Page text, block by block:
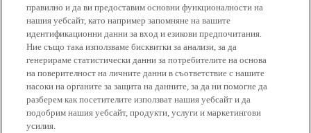
правилно и да ви предоставим основни функционалности на
нашия уебсайт, като например запомняне на вашите
идентификационни данни за вход и езикови предпочитания.
Ние също така използваме бисквитки за анализи, за да
генерираме статистически данни за потребителите на основа
на поверителност на личните данни в съответствие с нашите
насоки на органите за защита на данните, за да ни помогне да
разберем как посетителите използват нашия уебсайт и да
подобрим нашия уебсайт, продукти, услуги и маркетингови
усилия.